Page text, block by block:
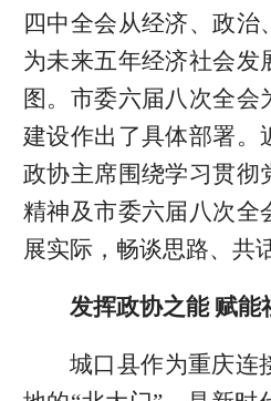
四中全会从经济、政治
为未来五年经济社会发
图。市委六届八次全会
建设作出了具体部署。
政协主席围绕学习贯彻
精神及市委六届八次全
展实际，畅谈思路、共
发挥政协之能 赋能
城口县作为重庆连